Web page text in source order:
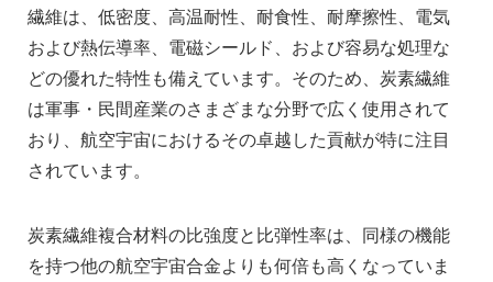
繊維は、低密度、高温耐性、耐食性、耐摩擦性、電気
および熱伝導率、電磁シールド、および容易な処理な
どの優れた特性も備えています。そのため、炭素繊維
は軍事・民間産業のさまざまな分野で広く使用されて
おり、航空宇宙におけるその卓越した貢献が特に注目
されています。
炭素繊維複合材料の比強度と比弾性率は、同様の機能
を持つ他の航空宇宙合金よりも何倍も高くなっていま